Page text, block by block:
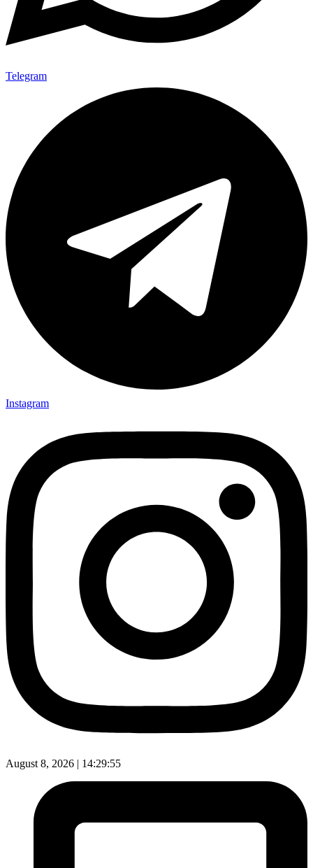
Telegram
Instagram
August 8, 2026 | 14:29:56